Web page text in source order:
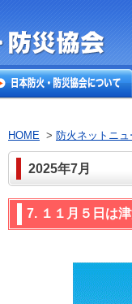
本防火・
HOME > 防火ネットニ
2025年7月
7. １１月５日は